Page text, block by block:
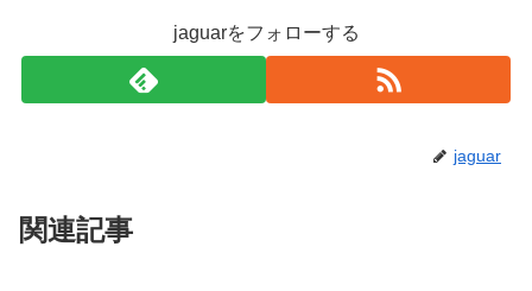
jaguarをフォローする
jaguar
関連記事